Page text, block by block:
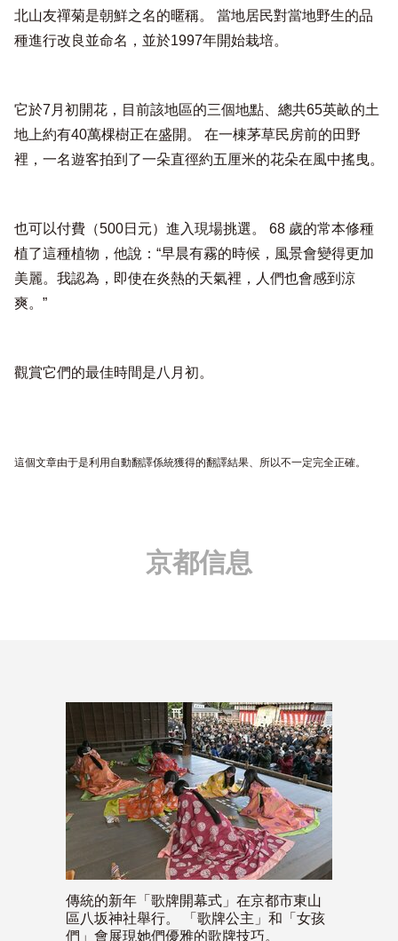
北山友禪菊是朝鮮之名的暱稱。 當地居民對當地野生的品
種進行改良並命名，並於1997年開始栽培。
它於7月初開花，目前該地區的三個地點、總共65英畝的土
地上約有40萬棵樹正在盛開。 在一棟茅草民房前的田野
裡，一名遊客拍到了一朵直徑約五厘米的花朵在風中搖曳。
也可以付費（500日元）進入現場挑選。 68 歲的常本修種
植了這種植物，他說：“早晨有霧的時候，風景會變得更加
美麗。我認為，即使在炎熱的天氣裡，人們也會感到涼
爽。”
觀賞它們的最佳時間是八月初。
這個文章由于是利用自動翻譯係統獲得的翻譯結果、所以不一定完全正確。
京都信息
傳統的新年「歌牌開幕式」在京都市東山
區八坂神社舉行。 「歌牌公主」和「女孩
們」會展現她們優雅的歌牌技巧。